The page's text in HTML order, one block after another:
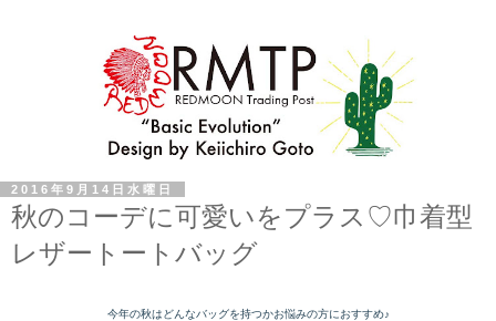
2016年9月14日水曜日
秋のコーデに可愛いをプラス♡巾着型
レザートートバッグ
今年の秋はどんなバッグを持つかお悩みの方におすすめ♪